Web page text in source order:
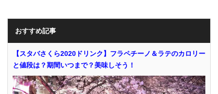
おすすめ記事
【スタバさくら2020ドリンク】フラペチーノ＆ラテのカロリー
と値段は？期間いつまで？美味しそう！